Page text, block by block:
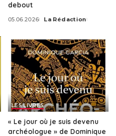
debout
05.06.2026
Posted
La Rédaction
LES LIVRES
« Le jour où je suis devenu
archéologue » de Dominique